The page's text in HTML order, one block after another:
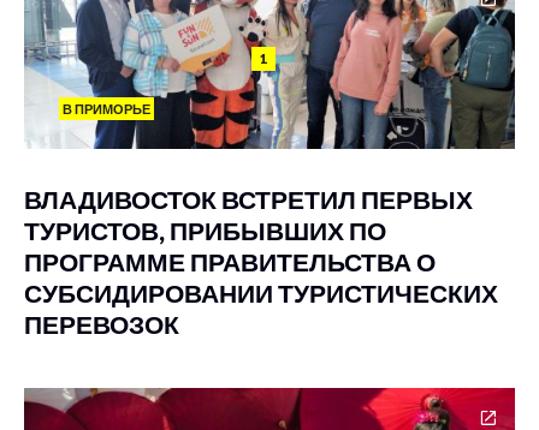
1
В ПРИМОРЬЕ
ВЛАДИВОСТОК ВСТРЕТИЛ ПЕРВЫХ
ТУРИСТОВ, ПРИБЫВШИХ ПО
ПРОГРАММЕ ПРАВИТЕЛЬСТВА О
СУБСИДИРОВАНИИ ТУРИСТИЧЕСКИХ
ПЕРЕВОЗОК